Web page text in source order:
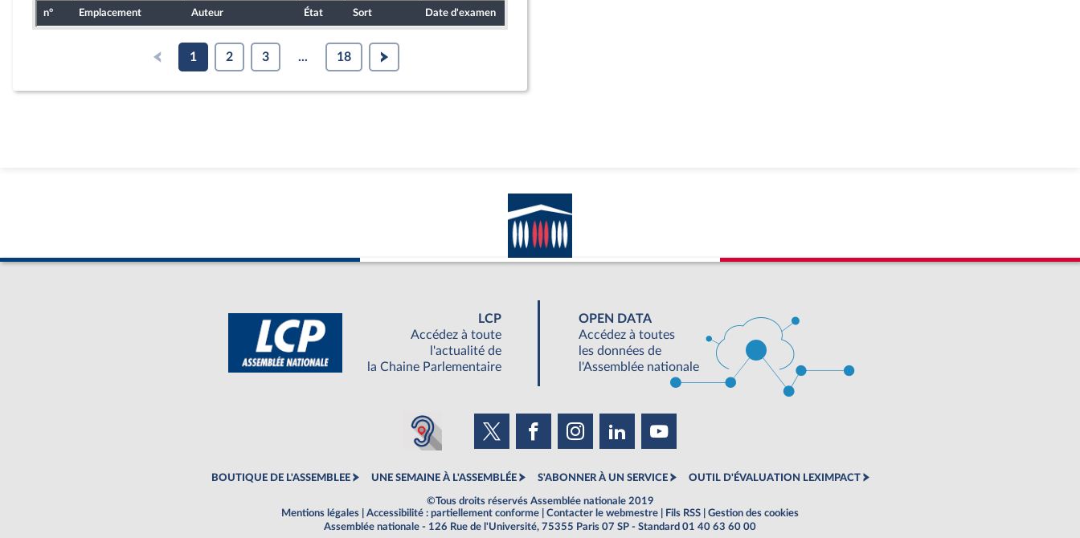
n° Emplacement Auteur État Sort Date d'examen
1 2 3 ... 18
LCP
Accédez à toute
l'actualité de
la Chaine Parlementaire
OPEN DATA
Accédez à toutes
les données de
l'Assemblée nationale
BOUTIQUE DE L'ASSEMBLEE UNE SEMAINE À L'ASSEMBLÉE S'ABONNER À UN SERVICE OUTIL D'ÉVALUATION LEXIMPACT
©Tous droits réservés Assemblée nationale 2019
Mentions légales
Accessibilité : partiellement conforme Contacter le webmestre Fils RSS
Gestion des cookies
Assemblée nationale - 126 Rue de l'Université, 75355 Paris 07 SP - Standard 01 40 63 60 00